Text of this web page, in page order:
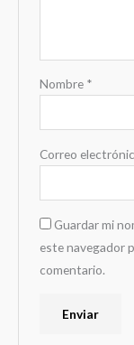
Nombre *
Correo
Guardar mi
este navegador
comentario.